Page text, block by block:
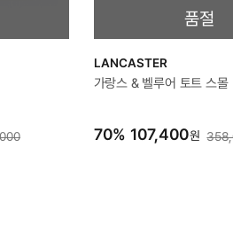
품절
LANCASTER
가랑스 & 벨루어 토트 스몰
70% 107,400원